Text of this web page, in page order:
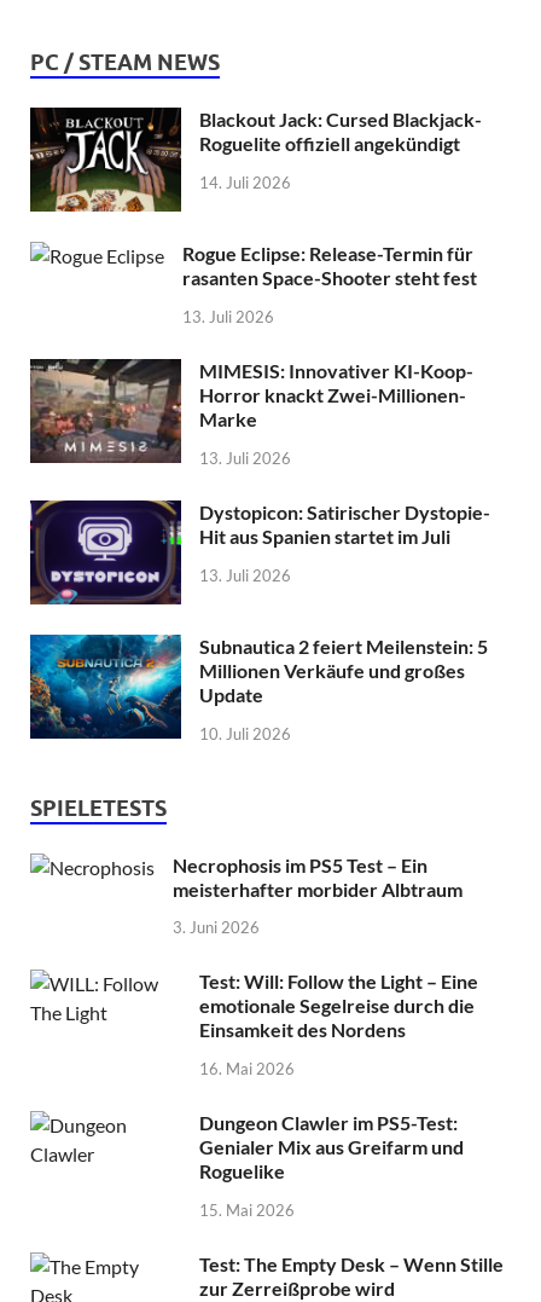
PC / STEAM NEWS
Blackout Jack: Cursed Blackjack-
Roguelite offiziell angekündigt
14. Juli 2026
Rogue Eclipse: Release-Termin für
rasanten Space-Shooter steht fest
13. Juli 2026
MIMESIS: Innovativer KI-Koop-
Horror knackt Zwei-Millionen-
Marke
13. Juli 2026
Dystopicon: Satirischer Dystopie-
Hit aus Spanien startet im Juli
13. Juli 2026
Subnautica 2 feiert Meilenstein: 5
Millionen Verkäufe und großes
Update
10. Juli 2026
SPIELETESTS
Necrophosis im PS5 Test – Ein
meisterhafter morbider Albtraum
3. Juni 2026
Test: Will: Follow the Light – Eine
emotionale Segelreise durch die
Einsamkeit des Nordens
16. Mai 2026
Dungeon Clawler im PS5-Test:
Genialer Mix aus Greifarm und
Roguelike
15. Mai 2026
Test: The Empty Desk – Wenn Stille
zur Zerreißprobe wird